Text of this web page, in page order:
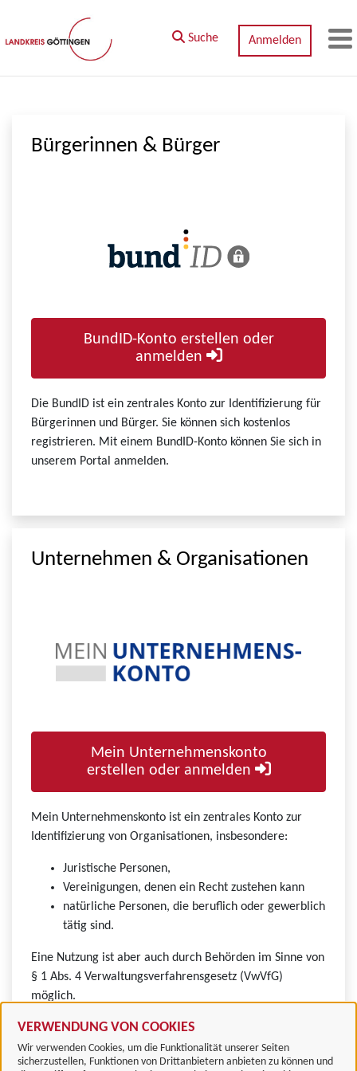
Zum Hauptinhalt springen
VERWENDUNG VON COOKIES
Wir verwenden Cookies, um die Funktionalität unserer Seiten
sicherzustellen, Funktionen von Drittanbietern anbieten zu können und
Suche Anmelden
Bürgerinnen & Bürger
BundID-Konto erstellen oder
anmelden
Die BundID ist ein zentrales Konto zur Identifizierung für
Bürgerinnen und Bürger. Sie können sich kostenlos
registrieren. Mit einem BundID-Konto können Sie sich in
unserem Portal anmelden.
Unternehmen & Organisationen
Mein Unternehmenskonto
erstellen oder anmelden
Mein Unternehmenskonto ist ein zentrales Konto zur
Identifizierung von Organisationen, insbesondere:
Juristische Personen,
Vereinigungen, denen ein Recht zustehen kann
natürliche Personen, die beruflich oder gewerblich
tätig sind.
Eine Nutzung ist aber auch durch Behörden im Sinne von
§ 1 Abs. 4 Verwaltungsverfahrensgesetz (VwVfG)
möglich.